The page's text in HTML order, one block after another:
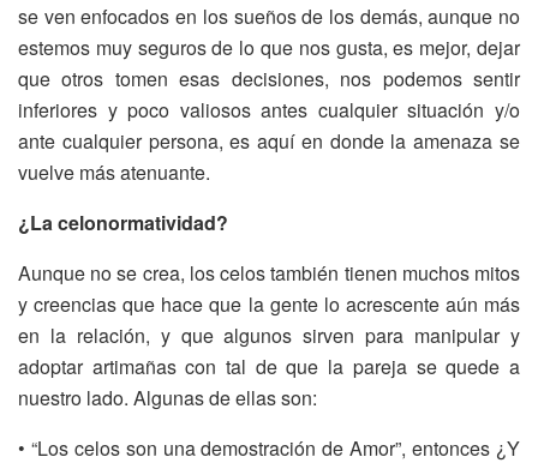
se ven enfocados en los sueños de los demás, aunque no
estemos muy seguros de lo que nos gusta, es mejor, dejar
que otros tomen esas decisiones, nos podemos sentir
inferiores y poco valiosos antes cualquier situación y/o
ante cualquier persona, es aquí en donde la amenaza se
vuelve más atenuante.
¿La celonormatividad?
Aunque no se crea, los celos también tienen muchos mitos
y creencias que hace que la gente lo acrescente aún más
en la relación, y que algunos sirven para manipular y
adoptar artimañas con tal de que la pareja se quede a
nuestro lado. Algunas de ellas son:
• “Los celos son una demostración de Amor”, entonces ¿Y